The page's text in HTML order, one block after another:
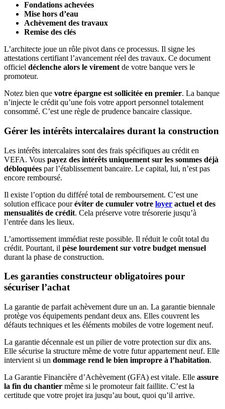
Fondations achevées
Mise hors d’eau
Achèvement des travaux
Remise des clés
L’architecte joue un rôle pivot dans ce processus. Il signe les
attestations certifiant l’avancement réel des travaux. Ce document
officiel déclenche alors le virement de votre banque vers le
promoteur.
Notez bien que votre épargne est sollicitée en premier. La banque
n’injecte le crédit qu’une fois votre apport personnel totalement
consommé. C’est une règle de prudence bancaire classique.
Gérer les intérêts intercalaires durant la construction
Les intérêts intercalaires sont des frais spécifiques au crédit en
VEFA. Vous payez des intérêts uniquement sur les sommes déjà
débloquées par l’établissement bancaire. Le capital, lui, n’est pas
encore remboursé.
Il existe l’option du différé total de remboursement. C’est une
solution efficace pouréviter de cumuler votre loyer actuel et des
mensualités de crédit. Cela préserve votre trésorerie jusqu’à
l’entrée dans les lieux.
L’amortissement immédiat reste possible. Il réduit le coût total du
crédit. Pourtant, il pèse lourdement sur votre budget mensuel
durant la phase de construction.
Les garanties constructeur obligatoires pour
sécuriser l’achat
La garantie de parfait achèvement dure un an. La garantie biennale
protège vos équipements pendant deux ans. Elles couvrent les
défauts techniques et les éléments mobiles de votre logement neuf.
La garantie décennale est un pilier de votre protection sur dix ans.
Elle sécurise la structure même de votre futur appartement neuf. Elle
intervient si un dommage rend le bien impropre à l’habitation.
La Garantie Financière d’Achèvement (GFA) est vitale. Elle assure
la fin du chantier même si le promoteur fait faillite. C’est la
certitude que votre projet ira jusqu’au bout, quoi qu’il arrive.